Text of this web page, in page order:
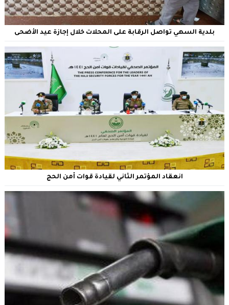
بلدية السهي تواصل الرقابة على المحلات خلال إجازة عيد الأضحى
انعقاد المؤتمر الثاني لقيادة قوات أمن الحج